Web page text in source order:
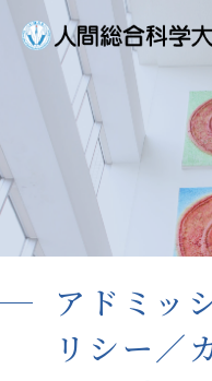
大学院案内
Guide
専攻紹介
入学案内
アドミッ
リシー／